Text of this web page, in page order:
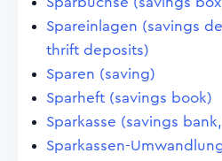
Spareinlagen (savings
thrift deposits)
Sparen (saving)
Sparheft (savings book)
Sparkasse (savings
Sparkassen-